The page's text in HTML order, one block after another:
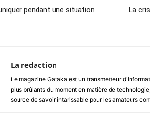
pendant une situation
La
La rédaction
Le magazine Gataka est un transmetteur
plus brûlants du moment en matière de
source de savoir intarissable pour les amateurs